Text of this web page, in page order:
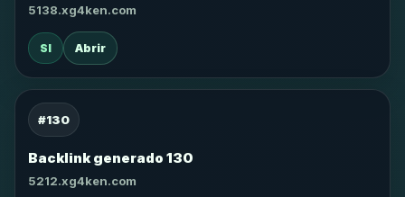
5138.xg4ken.com
SI Abrir
#130
Backlink generado 130
5212.xg4ken.com